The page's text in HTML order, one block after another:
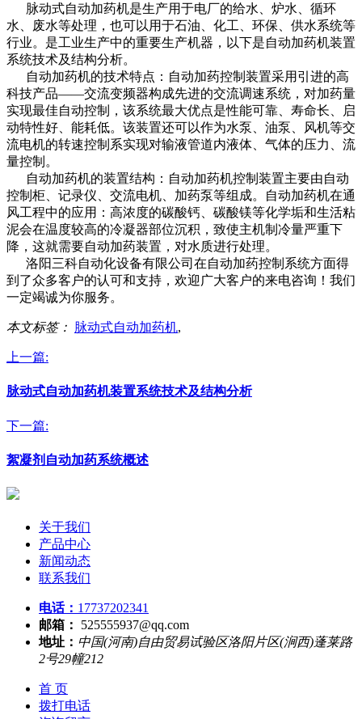
脉动式自动加药机是生产用于电厂的给水、炉水、循环
水、废水等处理，也可以用于石油、化工、环保、供水系统等
行业。是工业生产中的重要生产机器，以下是自动加药机装置
系统技术及结构分析。
自动加药机的技术特点：自动加药控制装置采用引进的高
科技产品——交流变频器构成先进的交流调速系统，对加药量
实现最佳自动控制，该系统最大优点是性能可靠、寿命长、启
动特性好、能耗低。该装置还可以作为水泵、油泵、风机等交
流电机的转速控制系实现对输液管道内液体、气体的压力、流
量控制。
自动加药机的装置结构：自动加药机控制装置主要由自动
控制柜、记录仪、交流电机、加药泵等组成。自动加药机在通
风工程中的应用：高浓度的碳酸钙、碳酸镁等化学垢和生活粘
泥会在温度较高的冷凝器部位沉积，致使主机制冷量严重下
降，这就需要自动加药装置，对水质进行处理。
洛阳三科自动化设备有限公司在自动加药控制系统方面得
到了众多客户的认可和支持，欢迎广大客户的来电咨询！我们
一定竭诚为你服务。
本文标签： 脉动式自动加药机,
上一篇:
脉动式自动加药机装置系统技术及结构分析
下一篇:
絮凝剂自动加药系统概述
关于我们
产品中心
新闻动态
联系我们
电话： 17737202341
邮箱：
525555937@qq.com
地址： 中国(河南)自由贸易试验区洛阳片区(涧西)蓬莱路
2号29幢212
首 页
拨打电话